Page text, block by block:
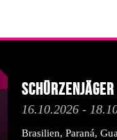
Schürzenjäger
16.10.2026 -
Brasilien, Paraná,